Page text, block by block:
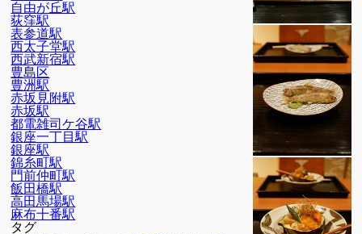
自由が丘駅
荻窪駅
表参道駅
西太子堂駅
西武新宿駅
豊島区
豊洲駅
赤坂見附駅
赤坂駅
都電雑司ケ谷駅
銀座一丁目駅
銀座駅
錦糸町駅
門前仲町駅
飯田橋駅
高田馬場駅
麻布十番駅
タグ